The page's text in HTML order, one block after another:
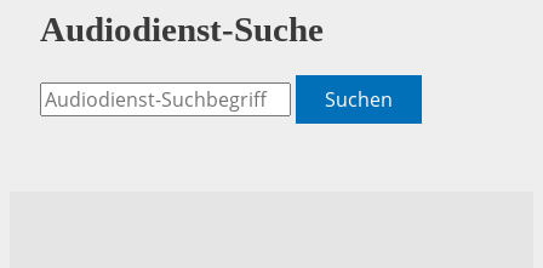
Audiodienst-Suche
Suchen